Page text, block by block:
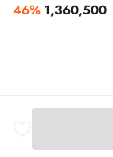
46% 1,360,500